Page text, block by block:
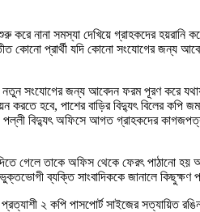
নানা সমস্যা দেখিয়ে গ্রাহকদের হয়রানি
কোনো প্রার্থী যদি কোনো সংযোগের জন্য
নতুন সংযোগের জন্য আবেদন ফরম পূরণ করে
করতে হবে, পাশের বাড়ির বিদ্যুৎ বিলের
বিদ্যুৎ অফিসে আগত গ্রাহকদের
গেলে তাকে অফিস থেকে ফেরৎ পাঠানো হয়
ব্যক্তি সাংবাদিককে জানালে
২ কপি পাসপোর্ট সাইজের সত্যায়িত